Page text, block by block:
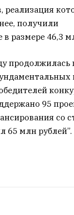
реализация
получили
размере 46,3
95
со
65 млн рублей”.